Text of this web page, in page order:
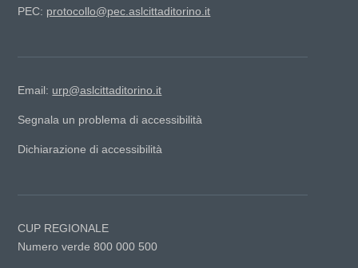
PEC: protocollo@pec.aslcittaditorino.it
Email: urp@aslcittaditorino.it
Segnala un problema di accessibilità
Dichiarazione di accessibilità
CUP REGIONALE
Numero verde 800 000 500